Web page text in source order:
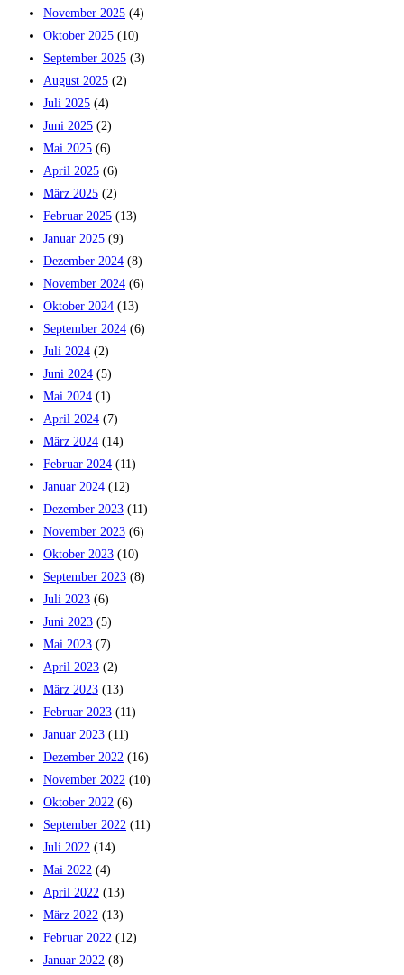
November 2025 (4)
Oktober 2025 (10)
September 2025 (3)
August 2025 (2)
Juli 2025 (4)
Juni 2025 (2)
Mai 2025 (6)
April 2025 (6)
März 2025 (2)
Februar 2025 (13)
Januar 2025 (9)
Dezember 2024 (8)
November 2024 (6)
Oktober 2024 (13)
September 2024 (6)
Juli 2024 (2)
Juni 2024 (5)
Mai 2024 (1)
April 2024 (7)
März 2024 (14)
Februar 2024 (11)
Januar 2024 (12)
Dezember 2023 (11)
November 2023 (6)
Oktober 2023 (10)
September 2023 (8)
Juli 2023 (6)
Juni 2023 (5)
Mai 2023 (7)
April 2023 (2)
März 2023 (13)
Februar 2023 (11)
Januar 2023 (11)
Dezember 2022 (16)
November 2022 (10)
Oktober 2022 (6)
September 2022 (11)
Juli 2022 (14)
Mai 2022 (4)
April 2022 (13)
März 2022 (13)
Februar 2022 (12)
Januar 2022 (8)